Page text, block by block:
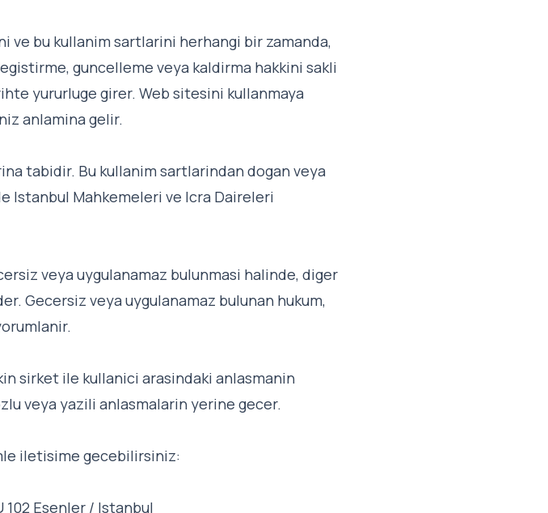
bu kullanim sartlarini herhangi bir zamanda,
guncelleme veya kaldirma hakkini sakli
yururluge girer. Web sitesini kullanmaya
anlamina gelir.
tabidir. Bu kullanim sartlarindan dogan veya
Istanbul Mahkemeleri ve Icra Daireleri
veya uygulanamaz bulunmasi halinde, diger
Gecersiz veya uygulanamaz bulunan hukum,
sirket ile kullanici arasindaki anlasmanin
veya yazili anlasmalarin yerine gecer.
iletisime gecebilirsiniz:
102 Esenler / Istanbul